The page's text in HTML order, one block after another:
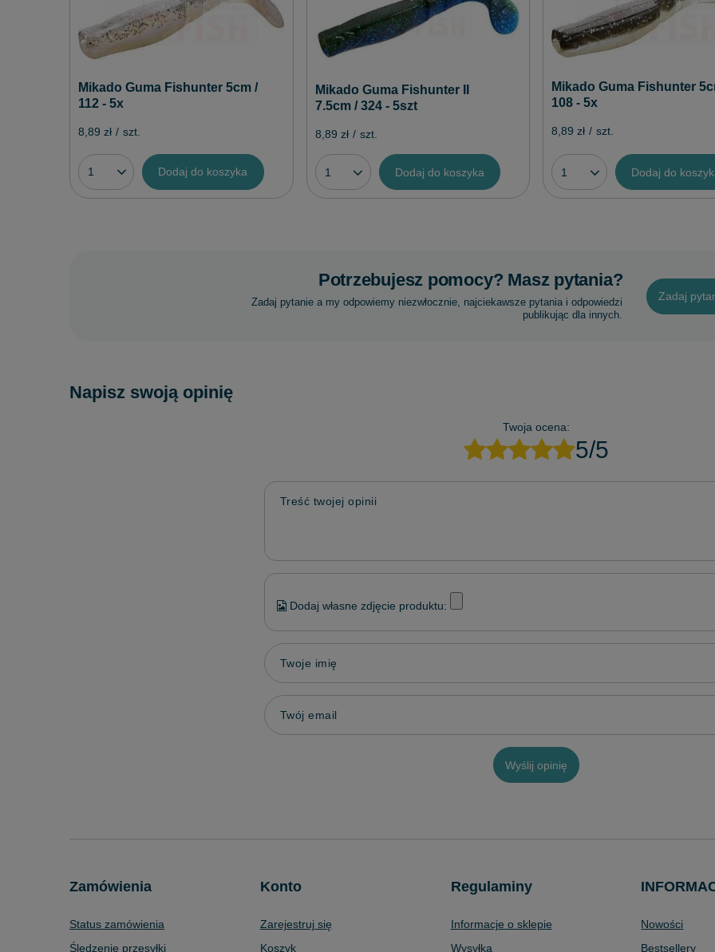
Mikado Guma Fishunter 5cm /
112 - 5x
8,89 zł / szt.
Dodaj do koszyka
Mikado Guma Fishunter II
7.5cm / 324 - 5szt
8,89 zł / szt.
Dodaj do koszyka
Mikado Guma Fishunter
108 - 5x
8,89 zł / szt.
Dodaj do
Potrzebujesz pomocy? Masz pytania?
Zadaj pytanie a my odpowiemy niezwłocznie, najciekawsze pytania i odpowiedzi
publikując dla innych.
Zadaj
Napisz swoją opinię
Twoja ocena:
5/5
Treść twojej opinii
Dodaj własne zdjęcie produktu:
Twoje imię
Twój email
Wyślij opinię
Zamówienia
Status zamówienia
Śledzenie przesyłki
Konto
Zarejestruj się
Koszyk
Regulaminy
Informacje o sklepie
Wysyłka
Nowości
Bestsellery